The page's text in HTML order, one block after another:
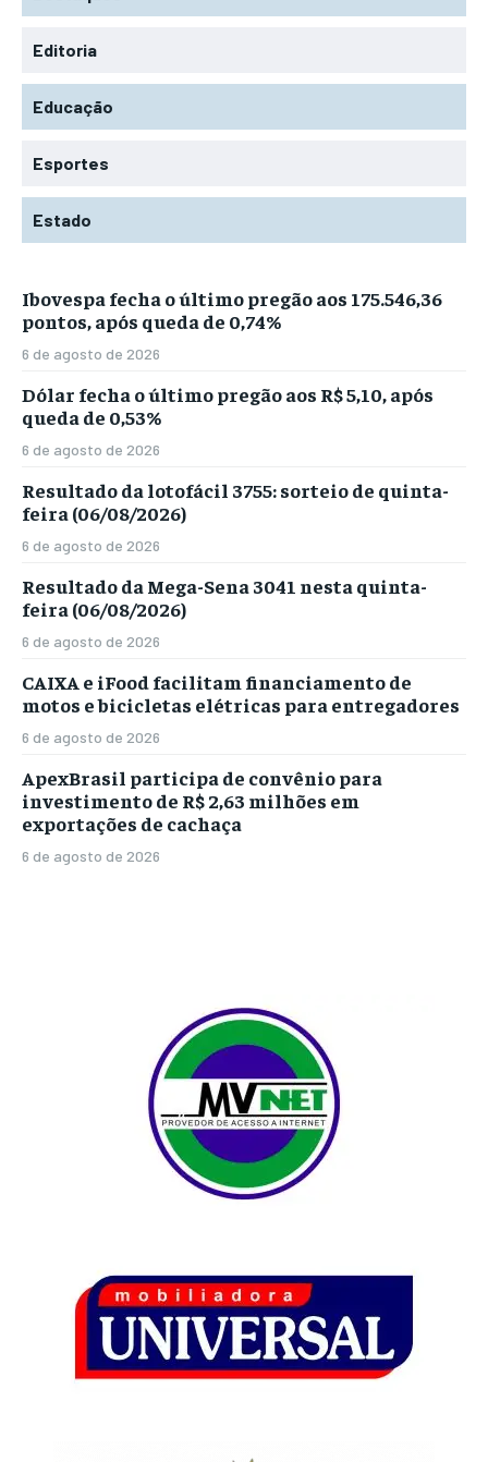
Editoria
Educação
Esportes
Estado
Ibovespa fecha o último pregão aos 175.546,36
pontos, após queda de 0,74%
6 de agosto de 2026
Dólar fecha o último pregão aos R$ 5,10, após
queda de 0,53%
6 de agosto de 2026
Resultado da lotofácil 3755: sorteio de quinta-
feira (06/08/2026)
6 de agosto de 2026
Resultado da Mega-Sena 3041 nesta quinta-
feira (06/08/2026)
6 de agosto de 2026
CAIXA e iFood facilitam financiamento de
motos e bicicletas elétricas para entregadores
6 de agosto de 2026
ApexBrasil participa de convênio para
investimento de R$ 2,63 milhões em
exportações de cachaça
6 de agosto de 2026